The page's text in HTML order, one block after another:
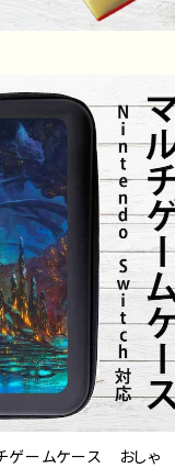
ームケース おしゃ